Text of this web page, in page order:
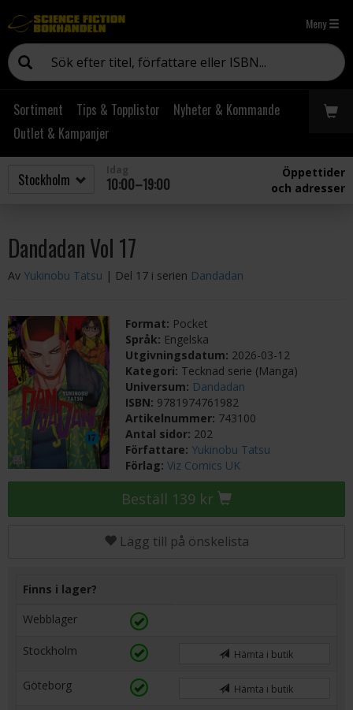
Meny
Sortiment Tips & Topplistor
Nyheter & Kommande
Outlet & Kampanjer
10:00–19:00
Öppettider
och adresser
Dandadan Vol 17
Av Yukinobu Tatsu | Del 17 i serien Dandadan
Format: Pocket
Språk: Engelska
Utgivningsdatum: 2026-03-12
Kategori: Tecknad serie (Manga)
Universum: Dandadan
ISBN: 9781974761982
Artikelnummer: 743100
Antal sidor: 202
Författare: Yukinobu Tatsu
Förlag:Viz Comics UK
Beställ 139 kr
Lägg till på önskelista
Finns i lager?
Webblager
Stockholm Hämta i butik
Göteborg Hämta i butik